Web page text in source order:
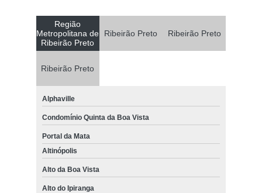
Região
Metropolitana de
Ribeirão Preto
Ribeirão Preto Ribeirão Preto
Ribeirão Preto
Alphaville
Condomínio Quinta da Boa Vista
Portal da Mata
Altinópolis
Alto da Boa Vista
Alto do Ipiranga